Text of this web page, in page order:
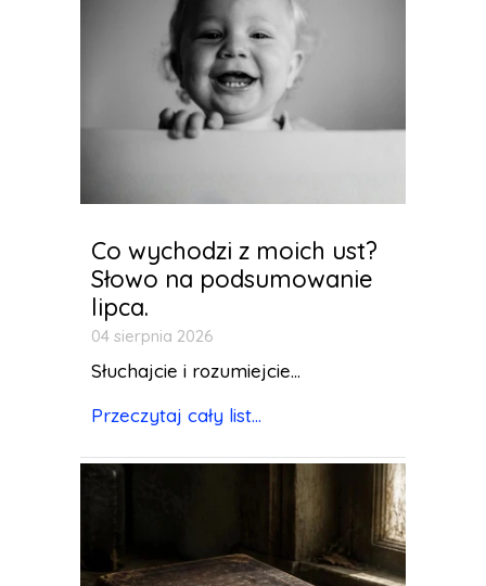
Co wychodzi z moich ust?
Słowo na podsumowanie
lipca.
04 sierpnia 2026
Słuchajcie i rozumiejcie...
Przeczytaj cały list...